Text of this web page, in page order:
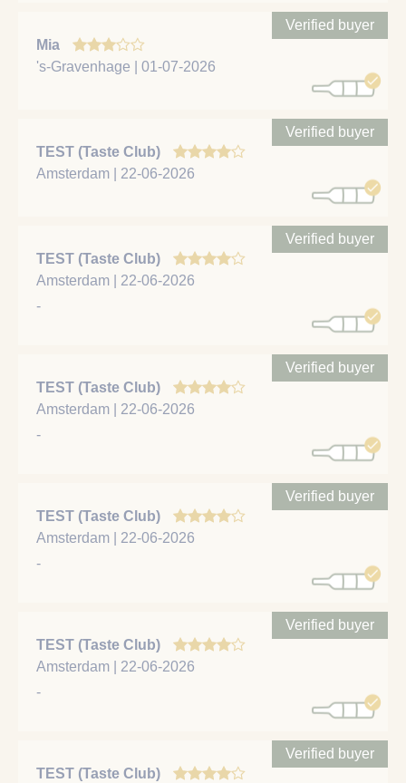
Mia
's-Gravenhage | 01-07-2026
Verified buyer
TEST (Taste Club)
Amsterdam | 22-06-2026
Verified buyer
TEST (Taste Club)
Amsterdam | 22-06-2026
Verified buyer
-
TEST (Taste Club)
Amsterdam | 22-06-2026
Verified buyer
-
TEST (Taste Club)
Amsterdam | 22-06-2026
Verified buyer
-
TEST (Taste Club)
Amsterdam | 22-06-2026
Verified buyer
-
TEST (Taste Club)
Verified buyer